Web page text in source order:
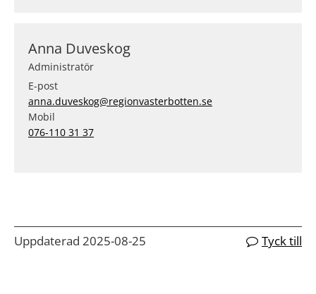
Anna Duveskog
Administratör
E-post
anna.duveskog@regionvasterbotten.se
Mobil
076-110 31 37
Uppdaterad 2025-08-25 Tyck till